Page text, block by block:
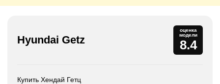
Hyundai Getz
оценка
модели
8.4
Купить Хендай Гетц